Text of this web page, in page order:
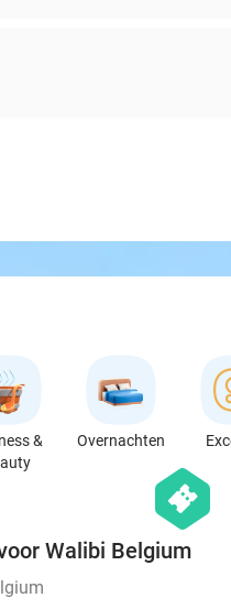
&
Overnachten
hexagon
events
Walibi Belgium